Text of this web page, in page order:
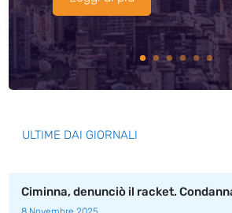
ULTIME DAI GIORNALI
Ciminna, denunciò il racket.